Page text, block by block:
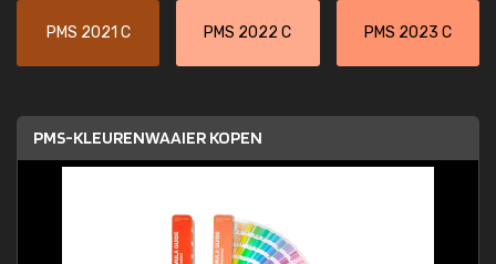
PMS 2021 C PMS 2022 C PMS 2023 C
PMS-KLEURENWAAIER KOPEN